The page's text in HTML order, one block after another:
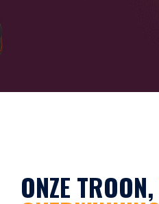
ONZE TROON,